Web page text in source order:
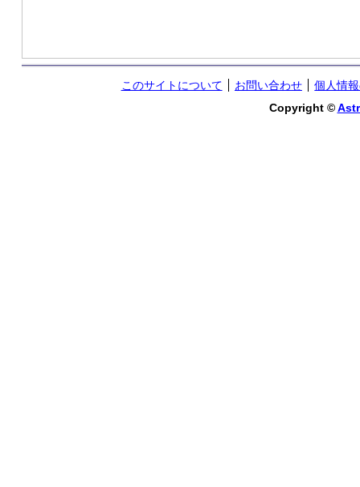
このサイトについて お問い合わせ
個人情
Copyright ©